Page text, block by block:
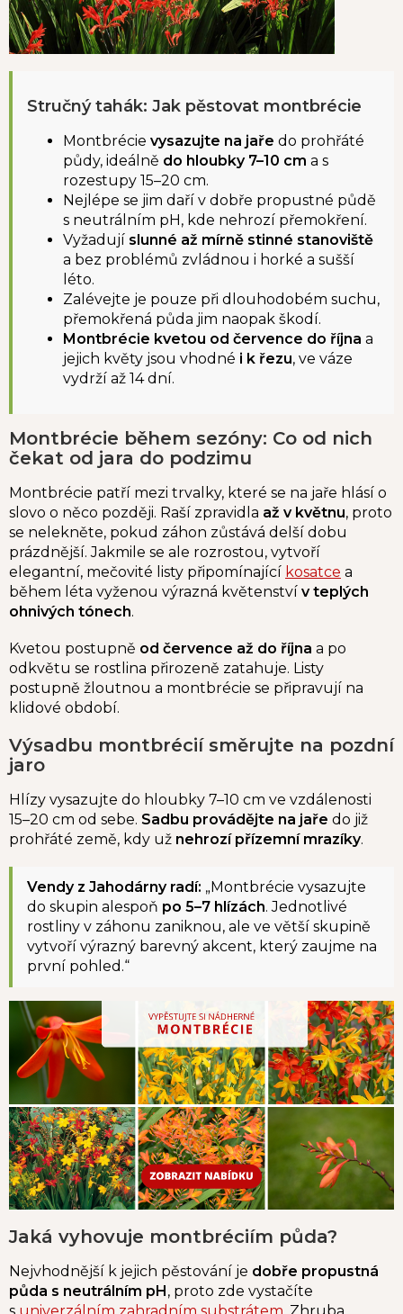
Stručný tahák: Jak pěstovat montbrécie
Montbrécie vysazujte na jaře do prohřáté
půdy, ideálně do hloubky 7–10 cm a s
rozestupy 15–20 cm.
Nejlépe se jim daří v dobře propustné půdě
s neutrálním pH, kde nehrozí přemokření.
Vyžadují slunné až mírně stinné stanoviště
a bez problémů zvládnou i horké a sušší
léto.
Zalévejte je pouze při dlouhodobém suchu,
přemokřená půda jim naopak škodí.
Montbrécie kvetou od července do října a
jejich květy jsou vhodné i k řezu, ve váze
vydrží až 14 dní.
Montbrécie během sezóny: Co od nich
čekat od jara do podzimu
Montbrécie patří mezi trvalky, které se na jaře hlásí o
slovo o něco později. Raší zpravidla až v květnu, proto
se nelekněte, pokud záhon zůstává delší dobu
prázdnější. Jakmile se ale rozrostou, vytvoří
elegantní, mečovité listy připomínající kosatce a
během léta vyženou výrazná květenství v teplých
ohnivých tónech.
Kvetou postupně od července až do října a po
odkvětu se rostlina přirozeně zatahuje. Listy
postupně žloutnou a montbrécie se připravují na
klidové období.
Výsadbu montbrécií směrujte na pozdní
jaro
Hlízy vysazujte do hloubky 7–10 cm ve vzdálenosti
15–20 cm od sebe. Sadbu provádějte na jaře do již
prohřáté země, kdy už nehrozí přízemní mrazíky.
Vendy z Jahodárny radí: „Montbrécie vysazujte
do skupin alespoň po 5–7 hlízách. Jednotlivé
rostliny v záhonu zaniknou, ale ve větší skupině
vytvoří výrazný barevný akcent, který zaujme na
první pohled.“
Jaká vyhovuje montbréciím půda?
Nejvhodnější k jejich pěstování je dobře propustná
půda s neutrálním pH, proto zde vystačíte